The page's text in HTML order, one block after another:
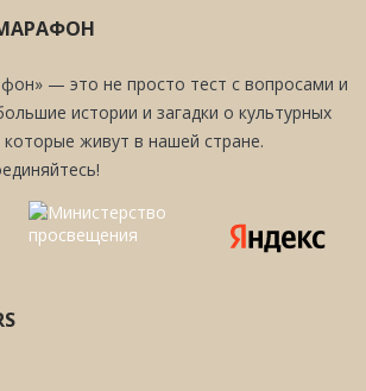
— это не просто тест с вопросами и
истории и загадки о культурных
живут в нашей стране.